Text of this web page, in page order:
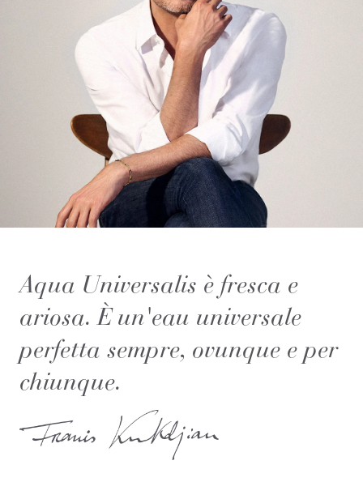
Aqua Universalis è fresca e
ariosa. È un'eau universale
perfetta sempre, ovunque e per
chiunque.